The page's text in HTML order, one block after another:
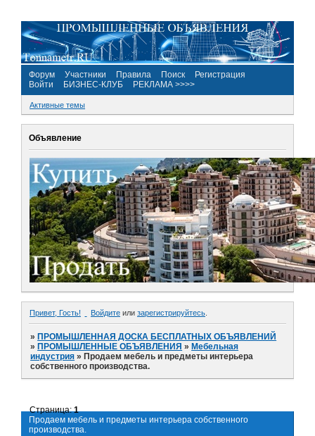
Форум Участники Правила Поиск
Регистрация
Войти
БИЗНЕС-КЛУБ РЕКЛАМА >>>>
Активные темы
Объявление
Привет, Гость! Войдите или зарегистрируйтесь
»ПРОМЫШЛЕННАЯ ДОСКА БЕСПЛАТНЫХ ОБЪЯВЛЕНИЙ
»ПРОМЫШЛЕННЫЕ ОБЪЯВЛЕНИЯ »Мебельная
индустрия »Продаем мебель и предметы интерьера
собственного производства.
Продаем мебель и предметы интерьера собственного
производства.
Страница:1